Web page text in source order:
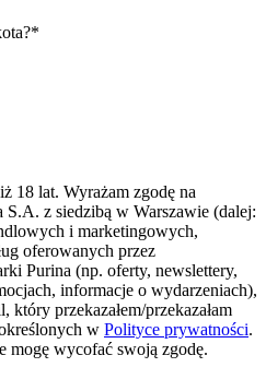
18 lat. Wyrażam zgodę na
z siedzibą w Warszawie (dalej:
i marketingowych,
oferowanych przez
Purina (np. oferty, newslettery,
informacje o wydarzeniach),
który przekazałem/przekazałam
w Polityce prywatności.
mogę wycofać swoją zgodę.